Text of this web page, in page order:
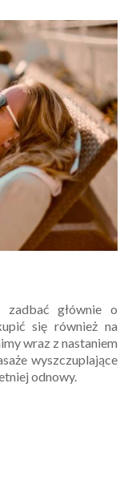
głównie o
się również na
wraz z nastaniem
wyszczuplające
odnowy.